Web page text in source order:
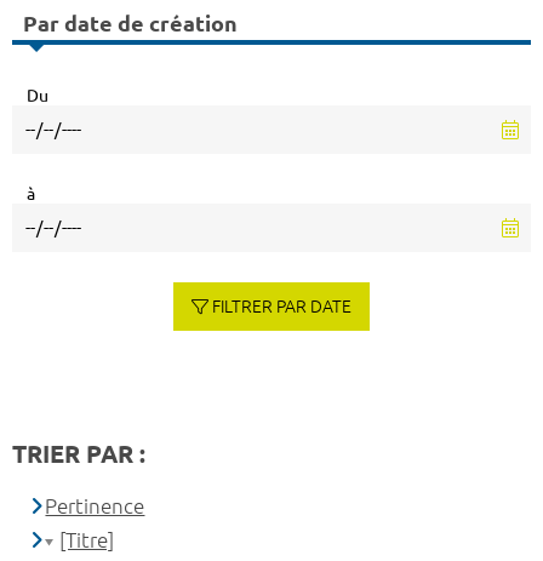
Par date de création
Du
à
FILTRER PAR DATE
TRIER PAR :
Pertinence
[Titre]